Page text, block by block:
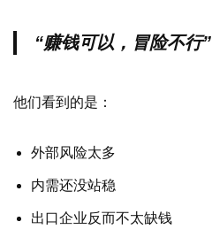
“赚钱可以，冒险不行”
他们看到的是：
外部风险太多
内需还没站稳
出口企业反而不太缺钱